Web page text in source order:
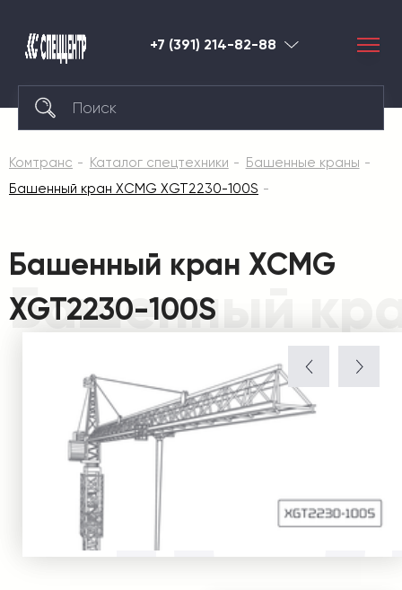
+7 (391) 214-82-88 Красноярск
Комтранс Каталог спецтехники
Башенные краны
Башенный кран XCMG XGT2230-100S
Башенный
Башенный кран XCMG
XGT2230-100S